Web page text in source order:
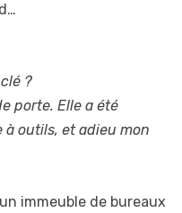
?
porte. Elle a été
à outils, et adieu mon
immeuble de bureaux